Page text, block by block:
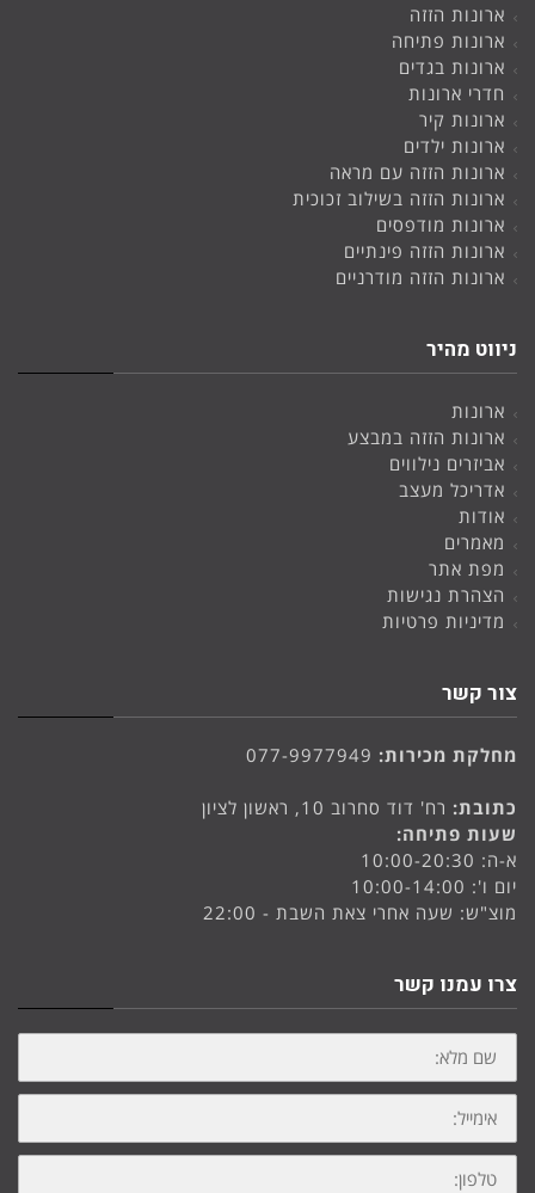
ארונות הזזה
ארונות פתיחה
ארונות בגדים
חדרי ארונות
ארונות קיר
ארונות ילדים
ארונות הזזה עם מראה
ארונות הזזה בשילוב זכוכית
ארונות מודפסים
ארונות הזזה פינתיים
ארונות הזזה מודרניים
ניווט מהיר
ארונות
ארונות הזזה במבצע
אביזרים נילווים
אדריכל מעצב
אודות
מאמרים
מפת אתר
הצהרת נגישות
מדיניות פרטיות
צור קשר
מחלקת מכירות: 077-9977949
כתובת: רח' דוד סחרוב 10, ראשון לציון
שעות פתיחה:
א-ה: 10:00-20:30
יום ו': 10:00-14:00
מוצ"ש: שעה אחרי צאת השבת - 22:00
צרו עמנו קשר
שם
מלא:
אימייל:
טלפון: